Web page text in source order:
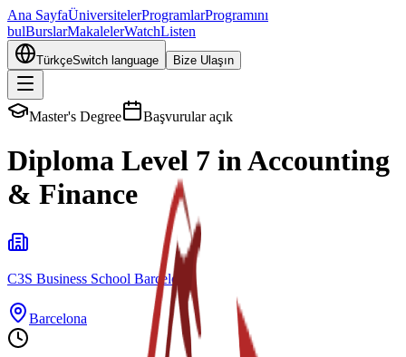
Ana SayfaÜniversitelerProgramlarProgramını
bulBurslarMakalelerWatchListen
TürkçeSwitch language Bize Ulaşın
Master's Degree Başvurular açık
Diploma Level 7 in Accounting
& Finance
C3S Business School Barcelona
Barcelona